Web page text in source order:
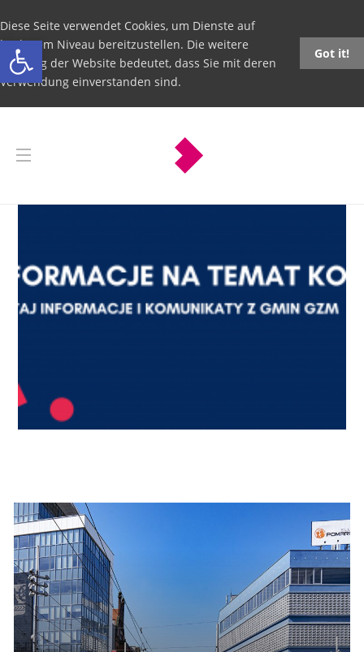
Open toolbar
Diese Seite verwendet Cookies, um Dienste auf
höchstem Niveau bereitzustellen. Die weitere
Nutzung der Website bedeutet, dass Sie mit deren
Verwendung einverstanden sind.
Got it!